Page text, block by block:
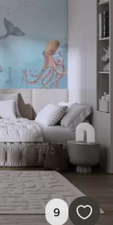
9